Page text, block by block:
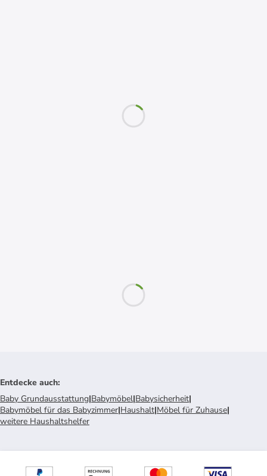
Entdecke auch:
Baby Grundausstattung|Babymöbel|Babysicherheit|
Babymöbel für das Babyzimmer|Haushalt|Möbel für Zuhause|
weitere Haushaltshelfer